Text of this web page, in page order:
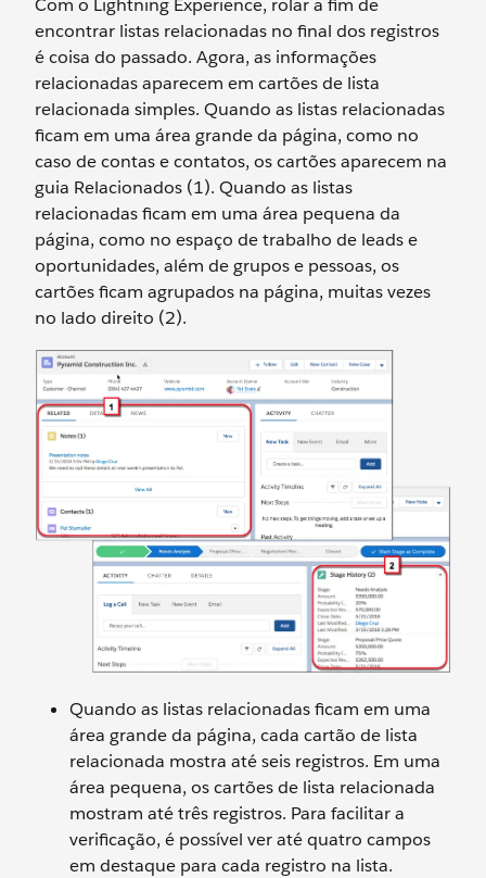
encontrar listas relacionadas no final dos registros
é coisa do passado. Agora, as informações
relacionadas aparecem em cartões de lista
relacionada simples. Quando as listas relacionadas
ficam em uma área grande da página, como no
caso de contas e contatos, os cartões aparecem na
guia Relacionados (1). Quando as listas
relacionadas ficam em uma área pequena da
página, como no espaço de trabalho de leads e
oportunidades, além de grupos e pessoas, os
cartões ficam agrupados na página, muitas vezes
no lado direito (2).
Quando as listas relacionadas ficam em uma
área grande da página, cada cartão de lista
relacionada mostra até seis registros. Em uma
área pequena, os cartões de lista relacionada
mostram até três registros. Para facilitar a
verificação, é possível ver até quatro campos
em destaque para cada registro na lista.